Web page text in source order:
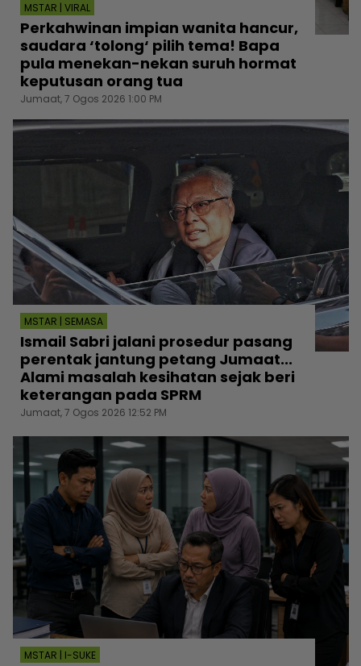
MSTAR | VIRAL
Perkahwinan impian wanita hancur,
saudara ‘tolong‘ pilih tema! Bapa
pula menekan-nekan suruh hormat
keputusan orang tua
Jumaat, 7 Ogos 2026 1:00 PM
MSTAR | SEMASA
Ismail Sabri jalani prosedur pasang
perentak jantung petang Jumaat...
Alami masalah kesihatan sejak beri
keterangan pada SPRM
Jumaat, 7 Ogos 2026 12:52 PM
MSTAR | I-SUKE